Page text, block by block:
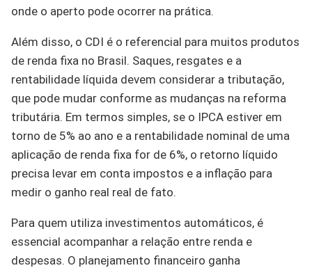
onde o aperto pode ocorrer na prática.
Além disso, o CDI é o referencial para muitos produtos
de renda fixa no Brasil. Saques, resgates e a
rentabilidade líquida devem considerar a tributação,
que pode mudar conforme as mudanças na reforma
tributária. Em termos simples, se o IPCA estiver em
torno de 5% ao ano e a rentabilidade nominal de uma
aplicação de renda fixa for de 6%, o retorno líquido
precisa levar em conta impostos e a inflação para
medir o ganho real real de fato.
Para quem utiliza investimentos automáticos, é
essencial acompanhar a relação entre renda e
despesas. O planejamento financeiro ganha